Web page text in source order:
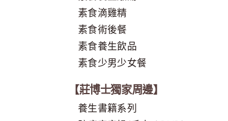
素食滴雞精
素食術後餐
素食養生飲品
素食少男少女餐
【莊博士獨家周邊】
養生書籍系列